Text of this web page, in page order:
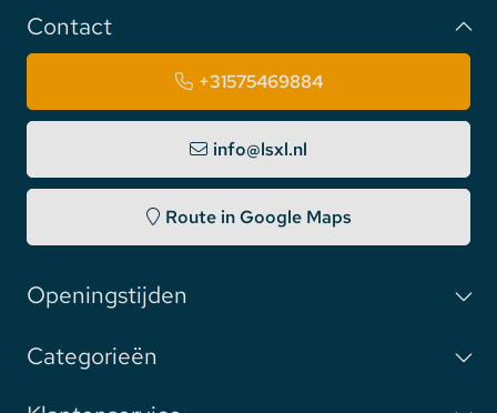
Contact
+31575469884
info@lsxl.nl
Route in Google Maps
Openingstijden
Categorieën